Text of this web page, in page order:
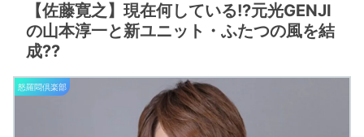
【佐藤寛之】現在何している!?元光GENJI
の山本淳一と新ユニット・ふたつの風を結
成??
怒羅悶倶楽部